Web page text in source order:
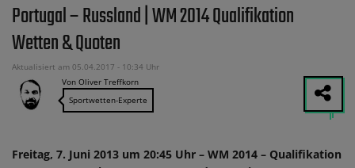
Portugal – Russland | WM 2014 Qualifikation
Wetten & Quoten
Aktualisiert am 05.04.2017 - 10:34 Uhr
Von Oliver Treffkorn
Sportwetten-Experte
Freitag, 7. Juni 2013 um 20:45 Uhr – WM 2014 – Qualifikation